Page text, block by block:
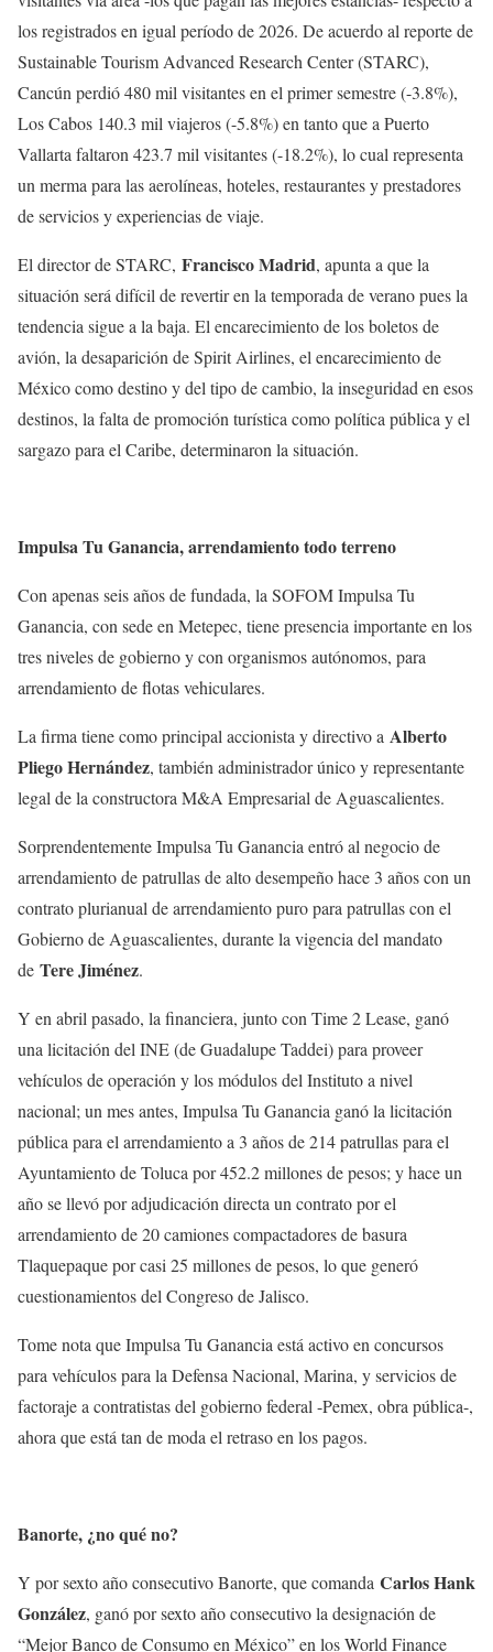
los registrados en igual período de 2026. De acuerdo al reporte de
Sustainable Tourism Advanced Research Center (STARC),
Cancún perdió 480 mil visitantes en el primer semestre (-3.8%),
Los Cabos 140.3 mil viajeros (-5.8%) en tanto que a Puerto
Vallarta faltaron 423.7 mil visitantes (-18.2%), lo cual representa
un merma para las aerolíneas, hoteles, restaurantes y prestadores
de servicios y experiencias de viaje.
El director de STARC, Francisco Madrid, apunta a que la
situación será difícil de revertir en la temporada de verano pues la
tendencia sigue a la baja. El encarecimiento de los boletos de
avión, la desaparición de Spirit Airlines, el encarecimiento de
México como destino y del tipo de cambio, la inseguridad en esos
destinos, la falta de promoción turística como política pública y el
sargazo para el Caribe, determinaron la situación.
Impulsa Tu Ganancia, arrendamiento todo terreno
Con apenas seis años de fundada, la SOFOM Impulsa Tu
Ganancia, con sede en Metepec, tiene presencia importante en los
tres niveles de gobierno y con organismos autónomos, para
arrendamiento de flotas vehiculares.
La firma tiene como principal accionista y directivo a Alberto
Pliego Hernández, también administrador único y representante
legal de la constructora M&A Empresarial de Aguascalientes.
Sorprendentemente Impulsa Tu Ganancia entró al negocio de
arrendamiento de patrullas de alto desempeño hace 3 años con un
contrato plurianual de arrendamiento puro para patrullas con el
Gobierno de Aguascalientes, durante la vigencia del mandato
de Tere Jiménez.
Y en abril pasado, la financiera, junto con Time 2 Lease, ganó
una licitación del INE (de Guadalupe Taddei) para proveer
vehículos de operación y los módulos del Instituto a nivel
nacional; un mes antes, Impulsa Tu Ganancia ganó la licitación
pública para el arrendamiento a 3 años de 214 patrullas para el
Ayuntamiento de Toluca por 452.2 millones de pesos; y hace un
año se llevó por adjudicación directa un contrato por el
arrendamiento de 20 camiones compactadores de basura
Tlaquepaque por casi 25 millones de pesos, lo que generó
cuestionamientos del Congreso de Jalisco.
Tome nota que Impulsa Tu Ganancia está activo en concursos
para vehículos para la Defensa Nacional, Marina, y servicios de
factoraje a contratistas del gobierno federal -Pemex, obra pública-,
ahora que está tan de moda el retraso en los pagos.
Banorte, ¿no qué no?
Y por sexto año consecutivo Banorte, que comanda Carlos Hank
González, ganó por sexto año consecutivo la designación de
“Mejor Banco de Consumo en México” en los World Finance